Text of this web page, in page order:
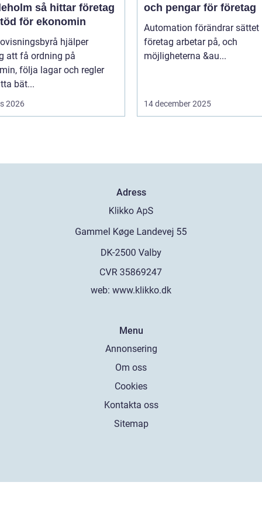
hittar företag
för ekonomin
hjälper
att få ordning på
följa lagar och regler
bät...
2026
och pengar för företag
Automation förändrar sättet
företag arbetar på, och
möjligheterna &au...
14 december 2025
Adress
web: www.klikko.dk
Menu
Annonsering
Om oss
Cookies
Kontakta oss
Sitemap